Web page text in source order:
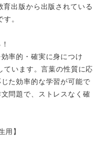
出版から出版されている
。
率的・確実に身につけ
ています。言葉の性質に応
た効率的な学習が可能で
問題で、ストレスなく確
用】